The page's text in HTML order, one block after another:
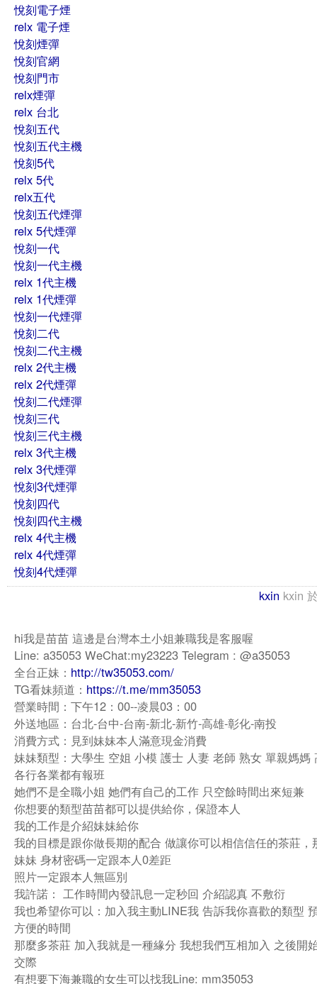
悅刻電子煙
relx 電子煙
悅刻煙彈
悅刻官網
悅刻門市
relx煙彈
relx 台北
悅刻五代
悅刻五代主機
悅刻5代
relx 5代
relx五代
悅刻五代煙彈
relx 5代煙彈
悅刻一代
悅刻一代主機
relx 1代主機
relx 1代煙彈
悅刻一代煙彈
悅刻二代
悅刻二代主機
relx 2代主機
relx 2代煙彈
悅刻二代煙彈
悅刻三代
悅刻三代主機
relx 3代主機
relx 3代煙彈
悅刻3代煙彈
悅刻四代
悅刻四代主機
relx 4代主機
relx 4代煙彈
悅刻4代煙彈
kxin kxin
hi我是苗苗 這邊是台灣本土小姐兼職我是客服喔
Line: a35053 WeChat:my23223 Telegram : @a35053
全台正妹： http://tw35053.com/
TG看妹頻道： https://t.me/mm35053
營業時間：下午12：00--凌晨03：00
外送地區：台北-台中-台南-新北-新竹-高雄-彰化-南投
消費方式：見到妹妹本人滿意現金消費
妹妹類型：大學生 空姐 小模 護士 人妻 老師 熟女 單親媽媽
各行各業都有報班
她們不是全職小姐 她們有自己的工作 只空餘時間出來短兼
你想要的類型苗苗都可以提供給你，保證本人
我的工作是介紹妹妹給你
我的目標是跟你做長期的配合 做讓你可以相信信任的茶莊，
妹妹 身材密碼一定跟本人0差距
照片一定跟本人無區別
我許諾： 工作時間內發訊息一定秒回 介紹認真 不敷衍
我也希望你可以：加入我主動LINE我 告訴我你喜歡的類型
方便的時間
那麼多茶莊 加入我就是一種緣分 我想我們互相加入 之後開
交際
有想要下海兼職的女生可以找我Line: mm35053